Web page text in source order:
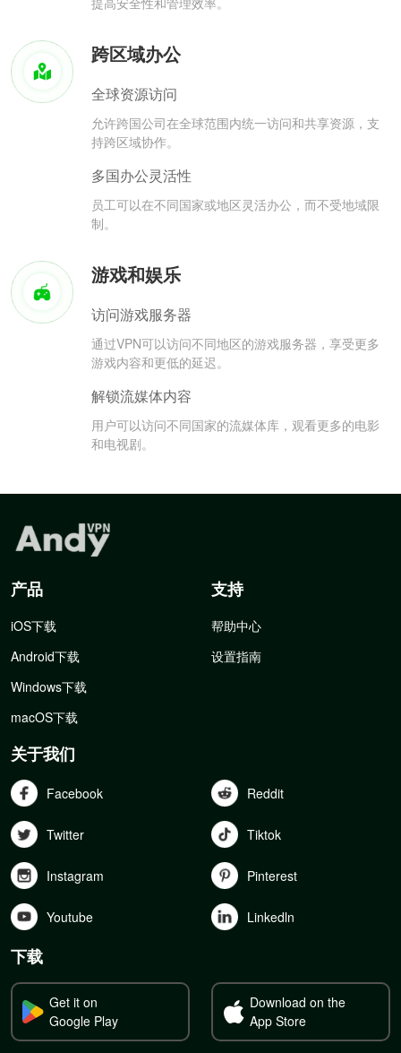
跨区域办公
全球资源访问
允许跨国公司在全球范围内统一访问和共享资源，支
持跨区域协作。
多国办公灵活性
员工可以在不同国家或地区灵活办公，而不受地域限
制。
游戏和娱乐
访问游戏服务器
通过VPN可以访问不同地区的游戏服务器，享受更多
游戏内容和更低的延迟。
解锁流媒体内容
用户可以访问不同国家的流媒体库，观看更多的电影
和电视剧。
产品
iOS下载
Android下载
Windows下载
macOS下载
支持
帮助中心
设置指南
关于我们
Facebook Reddit
Twitter Tiktok
Instagram Pinterest
Youtube Linkedln
下载
Get it on
Google Play
Download on the
App Store